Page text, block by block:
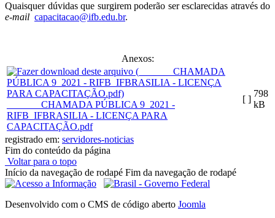
Quaisquer dúvidas que surgirem poderão ser esclarecidas através do
e-mail capacitacao@ifb.edu.br.
Anexos:
_______CHAMADA PÚBLICA 9_2021 -
RIFB_IFBRASILIA - LICENÇA PARA
CAPACITAÇÃO.pdf
[ ]
798
kB
registrado em: servidores-noticias
Fim do conteúdo da página
Voltar para o topo
Início da navegação de rodapé Fim da navegação de rodapé
Desenvolvido com o CMS de código aberto Joomla